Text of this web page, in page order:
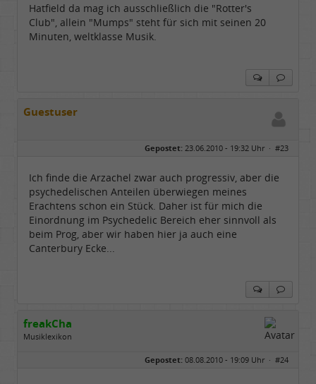
Hatfield da mag ich ausschließlich die "Rotter's
Club", allein "Mumps" steht für sich mit seinen 20
Minuten, weltklasse Musik.
Guestuser
Gepostet: 23.06.2010 - 19:32 Uhr · #23
Ich finde die Arzachel zwar auch progressiv, aber die
psychedelischen Anteilen überwiegen meines
Erachtens schon ein Stück. Daher ist für mich die
Einordnung im Psychedelic Bereich eher sinnvoll als
beim Prog, aber wir haben hier ja auch eine
Canterbury Ecke...
freakCha
Musiklexikon
Gepostet: 08.08.2010 - 19:09 Uhr · #24